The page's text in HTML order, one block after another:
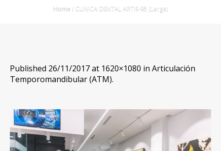
Home / CLINICA DENTAL ARTIS-95 (Large)
Published 26/11/2017at 1620×1080 in Articulación
Temporomandibular (ATM).